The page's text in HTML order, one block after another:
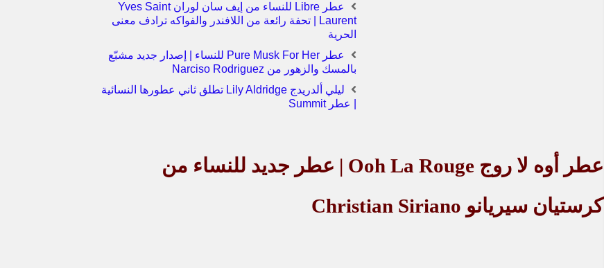
عطر Libre للنساء من إيف سان لوران Yves Saint
Laurent | تحفة رائعة من اللافندر والفواكه ترادف معنى
الحرية
عطر Pure Musk For Her للنساء | إصدار جديد مشبّع
بالمسك والزهور من Narciso Rodriguez
ليلي ألدريدج Lily Aldridge تطلق ثاني عطورها النسائية
| عطر Summit
عطر أوه لا روج Ooh La Rouge | عطر جديد للنساء من
كرستيان سيريانو Christian Siriano